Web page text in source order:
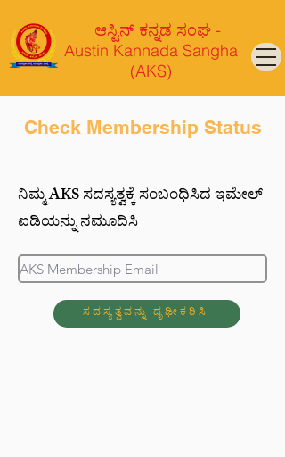
ಆಸ್ಟಿನ್ ಕನ್ನಡ ಸಂಘ -
Austin Kannada Sangha
(AKS)
Check Membership Status
ನಿಮ್ಮ AKS ಸದಸ್ಯತ್ವಕ್ಕೆ ಸಂಬಂಧಿಸಿದ ಇಮೇಲ್
ಐಡಿಯನ್ನು ನಮೂದಿಸಿ
ಸದಸ್ಯತ್ವವನ್ನು ದೃಢೀಕರಿಸಿ